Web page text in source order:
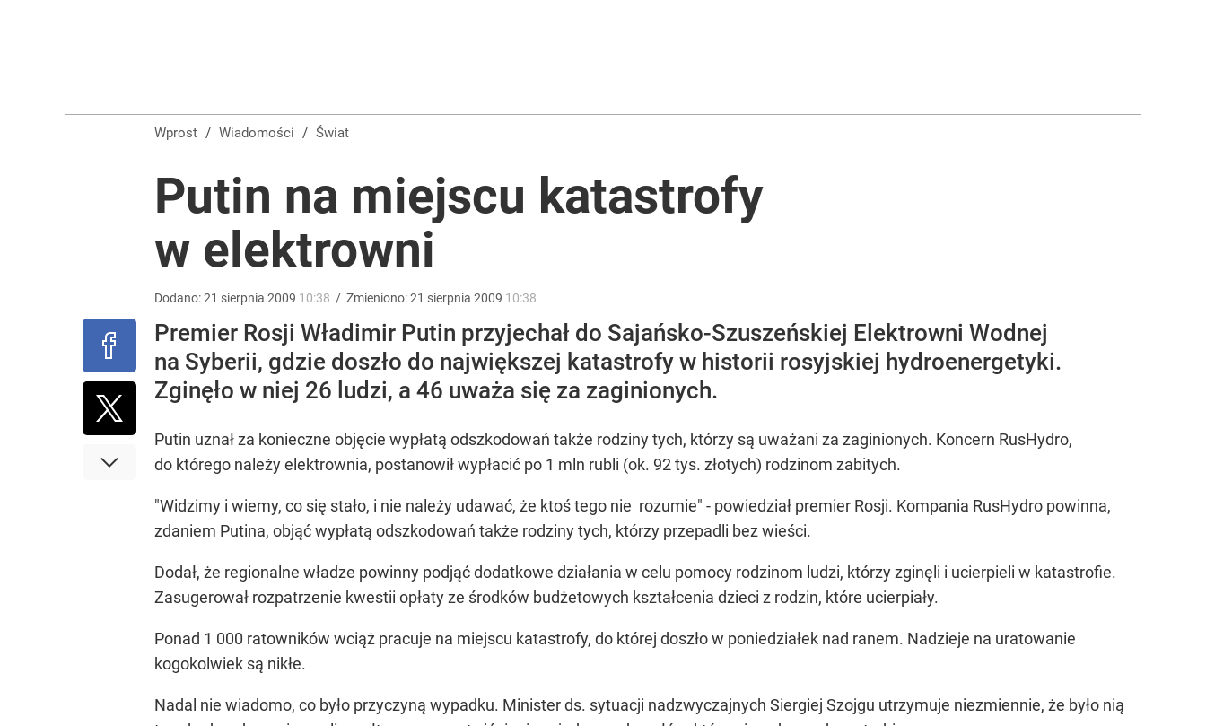
Wyrzucenie Morawieckiego nie wystarczyło. Szykuje się kolejne głośne odejście z PiS
Tego sondażu premier nie może zlekceważyć. Polacy o przywróceniu CPN
Wprost / Wiadomości / Świat
Putin na miejscu katastrofy
w elektrowni
Dodano:21 sierpnia 2009 10:38 / Zmieniono:21 sierpnia 2009 10:38
Premier Rosji Władimir Putin przyjechał do Sajańsko-Szuszeńskiej Elektrowni Wodnej
na Syberii, gdzie doszło do największej katastrofy w historii rosyjskiej hydroenergetyki.
Zginęło w niej 26 ludzi, a 46 uważa się za zaginionych.
Putin uznał za konieczne objęcie wypłatą odszkodowań także rodziny tych, którzy są uważani za zaginionych. Koncern RusHydro,
do którego należy elektrownia, postanowił wypłacić po 1 mln rubli (ok. 92 tys. złotych) rodzinom zabitych.
"Widzimy i wiemy, co się stało, i nie należy udawać, że ktoś tego nie rozumie" - powiedział premier Rosji. Kompania RusHydro powinna,
zdaniem Putina, objąć wypłatą odszkodowań także rodziny tych, którzy przepadli bez wieści.
Dodał, że regionalne władze powinny podjąć dodatkowe działania w celu pomocy rodzinom ludzi, którzy zginęli i ucierpieli w katastrofie.
Zasugerował rozpatrzenie kwestii opłaty ze środków budżetowych kształcenia dzieci z rodzin, które ucierpiały.
Ponad 1 000 ratowników wciąż pracuje na miejscu katastrofy, do której doszło w poniedziałek nad ranem. Nadzieje na uratowanie
kogokolwiek są nikłe.
Nadal nie wiadomo, co było przyczyną wypadku. Minister ds. sytuacji nadzwyczajnych Siergiej Szojgu utrzymuje niezmiennie, że było nią